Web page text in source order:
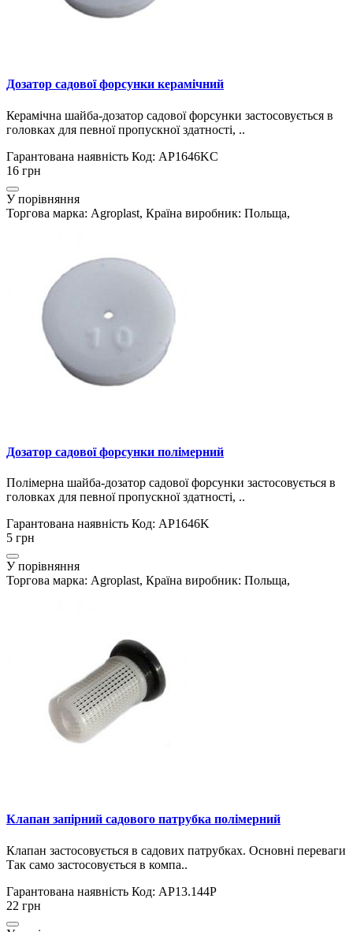
Дозатор садової форсунки керамічний
Керамічна шайба-дозатор садової форсунки застосовується в
головках для певної пропускної здатності, ..
Гарантована наявність Код: AP1646KС
16 грн
У порівняння
Торгова марка: Agroplast, Країна виробник: Польща,
Дозатор садової форсунки полімерний
Полімерна шайба-дозатор садової форсунки застосовується в
головках для певної пропускної здатності, ..
Гарантована наявність Код: AP1646K
5 грн
У порівняння
Торгова марка: Agroplast, Країна виробник: Польща,
Клапан запірний садового патрубка полімерний
Клапан застосовується в садових патрубках. Основні переваги
Так само застосовується в компа..
Гарантована наявність Код: AP13.144P
22 грн